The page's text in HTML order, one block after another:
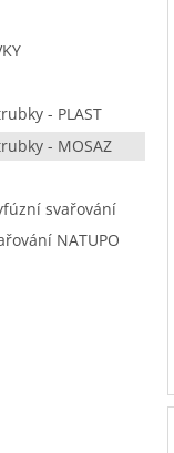
- PLAST
- MOSAZ
svařování
NATUPO